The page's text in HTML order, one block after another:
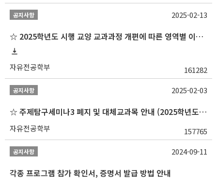
공지사항
☆ 2025학년도 시행 교양 교과과정 개편에 따른 영역별 이수 안내
자유전공학부 161282
2025-02-13
공지사항
☆ 주제탐구세미나3 폐지 및 대체교과목 안내 (2025학년도 1학기부터)
자유전공학부 157765
2025-02-03
공지사항
각종 프로그램 참가 확인서, 증명서 발급 방법 안내
2024-09-11